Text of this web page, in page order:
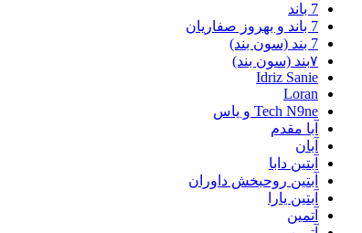
7 باند
7 باند و بهروز صفاریان
7 بند (سون بند)
۷بند (سون بند)
Idriz Sanie
Loran
Tech N9ne و یاس
آبا مقدم
آبان
آبتین دابا
آبتین روحبخش داوران
آبتین یارا
آتمین